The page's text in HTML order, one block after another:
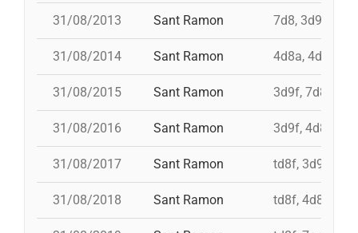
31/08/2013 Sant Ramon 7d8, 3d9f,
31/08/2014 Sant Ramon 4d8a, 4d9f,
31/08/2015 Sant Ramon 3d9f, 7d8,
31/08/2016 Sant Ramon 3d9f, 4d8a,
31/08/2017 Sant Ramon td8f, 3d9f,
31/08/2018 Sant Ramon td8f, 4d8, 3d8,